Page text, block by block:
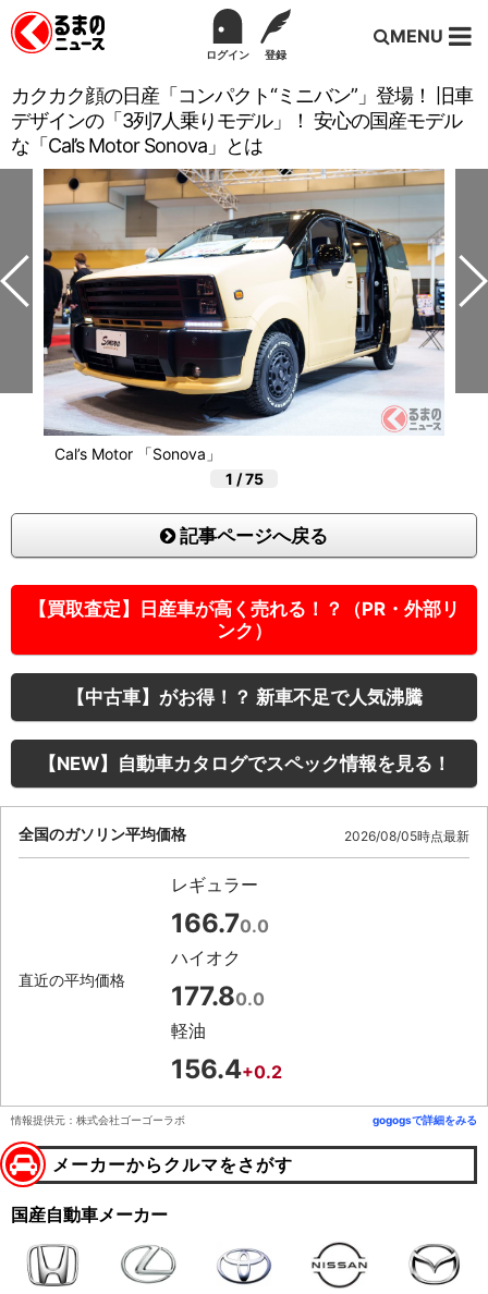
ログイン 登録
MENU
カクカク顔の日産「コンパクト“ミニバン”」登場！ 旧車
デザインの「3列7人乗りモデル」！ 安心の国産モデル
な「Cal’s Motor Sonova」とは
Cal’s Motor 「Sonova」
1 /75
記事ページへ戻る
【買取査定】日産車が高く売れる！？（PR・外部リ
ンク）
【中古車】がお得！？ 新車不足で人気沸騰
【NEW】自動車カタログでスペック情報を見る！
全国のガソリン平均価格 2026/08/05時点最新
直近の平均価格
レギュラー
166.70.0
ハイオク
177.80.0
軽油
156.4+0.2
情報提供元：株式会社ゴーゴーラボ gogogsで詳細をみる
メーカーからクルマをさがす
国産自動車メーカー